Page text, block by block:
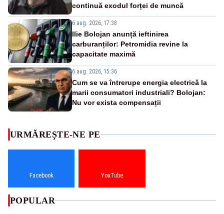
continuă exodul forței de muncă
6 aug. 2026, 17:38
Ilie Bolojan anunță ieftinirea
carburanților: Petromidia revine la
capacitate maximă
6 aug. 2026, 15:36
Cum se va întrerupe energia electrică la
marii consumatori industriali? Bolojan:
Nu vor exista compensații
URMĂREȘTE-NE PE
Facebook YouTube
POPULAR